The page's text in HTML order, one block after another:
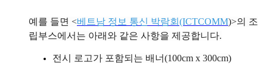
예를 들면 <베트남 정보 통신 박람회(ICTCOMM)>의 조
립부스에서는 아래와 같은 사항을 제공합니다.
전시 로고가 포함되는 배너(100cm x 300cm)